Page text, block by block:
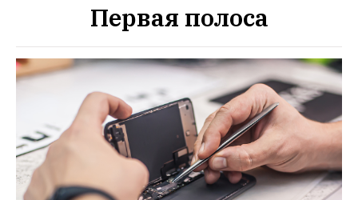
Первая полоса